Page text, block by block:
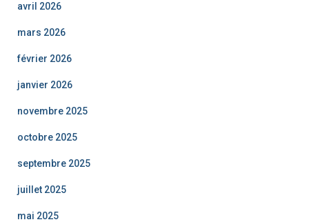
avril 2026
mars 2026
février 2026
janvier 2026
novembre 2025
octobre 2025
septembre 2025
juillet 2025
mai 2025